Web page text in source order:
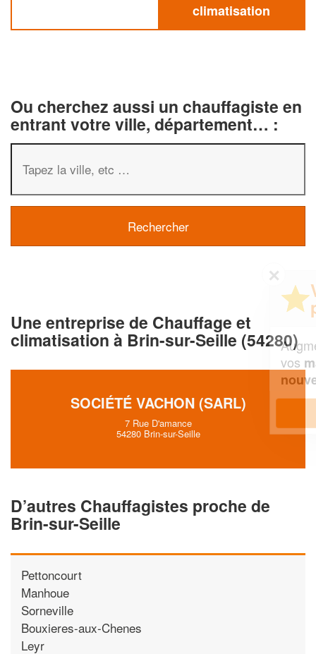
climatisation
Ou cherchez aussi un chauffagiste en
entrant votre ville, département… :
Une entreprise de Chauffage et
climatisation à Brin-sur-Seille (54280)
SOCIÉTÉ VACHON (SARL)
7 Rue D'amance
54280 Brin-sur-Seille
D’autres Chauffagistes proche de
Brin-sur-Seille
Pettoncourt
Manhoue
Sorneville
Bouxieres-aux-Chenes
Leyr
Augmentez votrechiffre d'affaireset
En savoir plus